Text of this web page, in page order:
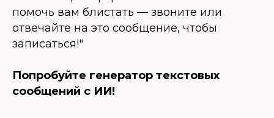
помочь вам блистать — звоните или
отвечайте на это сообщение, чтобы
записаться!"
Попробуйте генератор текстовых
сообщений с ИИ!